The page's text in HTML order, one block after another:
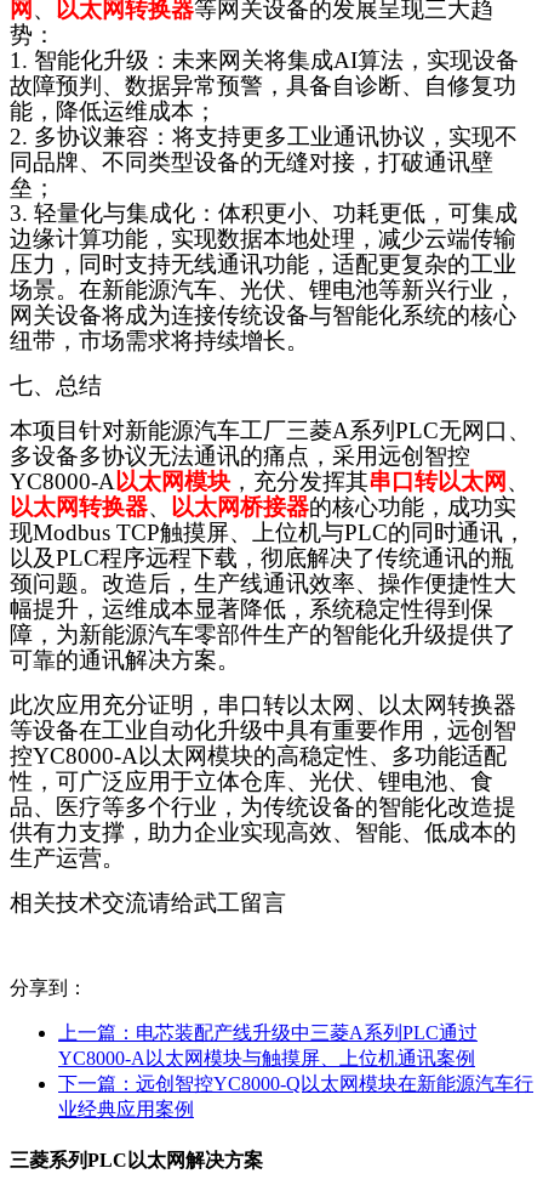
网 、 以太网转换器等网关设备的发展呈现三大趋
势：
1. 智能化升级：未来网关将集成AI算法，实现设备
故障预判、数据异常预警，具备自诊断、自修复功
能，降低运维成本；
2. 多协议兼容：将支持更多工业通讯协议，实现不
同品牌、不同类型设备的无缝对接，打破通讯壁
垒；
3. 轻量化与集成化：体积更小、功耗更低，可集成
边缘计算功能，实现数据本地处理，减少云端传输
压力，同时支持无线通讯功能，适配更复杂的工业
场景。在新能源汽车、光伏、锂电池等新兴行业，
网关设备将成为连接传统设备与智能化系统的核心
纽带，市场需求将持续增长。
七、总结
本项目针对新能源汽车工厂三菱A系列PLC无网口、
多设备多协议无法通讯的痛点，采用远创智控
YC8000-A 以太网模块，充分发挥其串口转以太网 、
以太网转换器、 以太网桥接器的核心功能，成功实
现Modbus TCP触摸屏、上位机与PLC的同时通讯，
以及PLC程序远程下载，彻底解决了传统通讯的瓶
颈问题。改造后，生产线通讯效率、操作便捷性大
幅提升，运维成本显著降低，系统稳定性得到保
障，为新能源汽车零部件生产的智能化升级提供了
可靠的通讯解决方案。
此次应用充分证明， 串口转以太网 、
以太网转换器
等设备在工业自动化升级中具有重要作用， 远创智
控YC8000-A以太网模块的高稳定性、多功能适配
性，可广泛应用于立体仓库、光伏、锂电池、食
品、医疗等多个行业，为传统设备的智能化改造提
供有力支撑，助力企业实现高效、智能、低成本的
生产运营。
相关技术交流请给武工留言
分享到：
上一篇： 电芯装配产线升级中三菱A系列PLC通过
YC8000-A以太网模块与触摸屏、上位机通讯案例
下一篇： 远创智控YC8000-Q以太网模块在新能源汽车行
业经典应用案例
三菱系列PLC以太网解决方案